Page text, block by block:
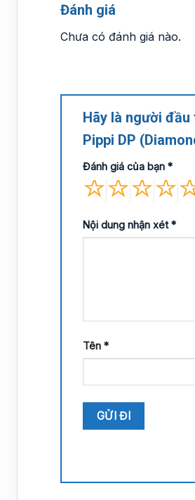
Đánh giá
Chưa có đánh giá nào.
Hãy là người đầu
Pippi DP
Đánh giá của bạn *
Nội dung nhận xét*
Tên *